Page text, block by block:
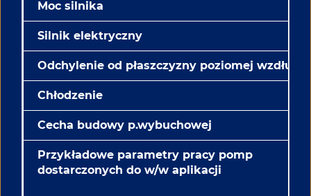
Moc silnika
Silnik elektryczny
Odchylenie od płaszczyzny poziomej
Chłodzenie
Cecha budowy p.wybuchowej
Przykładowe parametry pracy pomp
dostarczonych do w/w aplikacji